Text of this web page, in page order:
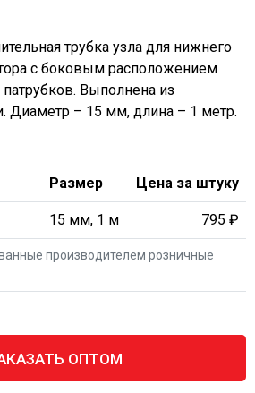
трубка узла для нижнего
с боковым расположением
Выполнена из
Диаметр – 15 мм, длина – 1 метр.
Размер Цена за штуку
15 мм, 1 м 795 ₽
производителем розничные
ОПТОМ